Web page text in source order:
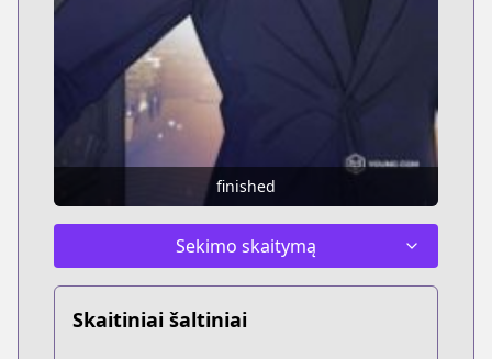
finished
Sekimo skaitymą
Skaitiniai šaltiniai